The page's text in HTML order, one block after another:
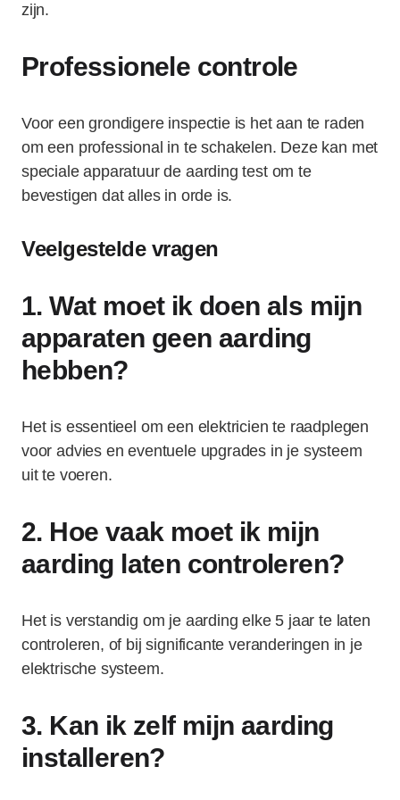
zijn.
Professionele controle
Voor een grondigere inspectie is het aan te raden
om een professional in te schakelen. Deze kan met
speciale apparatuur de aarding test om te
bevestigen dat alles in orde is.
Veelgestelde vragen
1. Wat moet ik doen als mijn
apparaten geen aarding
hebben?
Het is essentieel om een elektricien te raadplegen
voor advies en eventuele upgrades in je systeem
uit te voeren.
2. Hoe vaak moet ik mijn
aarding laten controleren?
Het is verstandig om je aarding elke 5 jaar te laten
controleren, of bij significante veranderingen in je
elektrische systeem.
3. Kan ik zelf mijn aarding
installeren?